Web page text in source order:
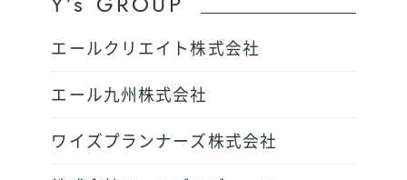
エールクリエイト株式会社
エール九州株式会社
ワイズプランナーズ株式会社